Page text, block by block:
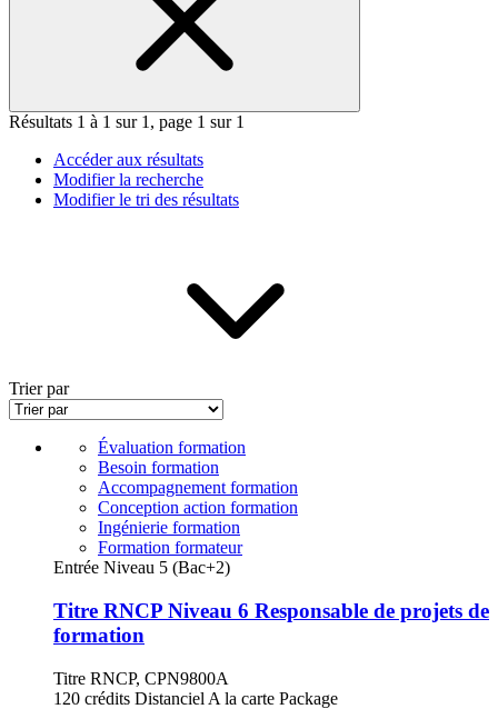
Résultats 1 à 1 sur 1, page 1 sur 1
Accéder aux résultats
Modifier la recherche
Modifier le tri des résultats
Trier par
Évaluation formation
Besoin formation
Accompagnement formation
Conception action formation
Ingénierie formation
Formation formateur
Entrée Niveau 5 (Bac+2)
Titre RNCP Niveau 6 Responsable de projets de
formation
Titre RNCP, CPN9800A
120 crédits Distanciel A la carte Package